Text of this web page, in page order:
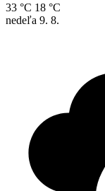
33 °C 18 °C
nedeľa 9. 8.